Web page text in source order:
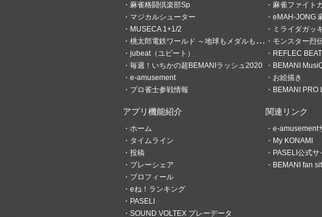
麻雀格闘倶楽部Sp
麻雀ファイト
マジカルシューター
eMAH-JONG 麻雀
MUSECA 1+1/2
ミライダガッ
桃太郎電鉄ワールド ～地球もメダルもまわってる！～
モンスター烈
jubeat（ユビート）
REFLEC BEAT
毎週！いちかの超BEMANIラッシュ2020
BEMANI
e-amusement
お絵描き
プロ雀士参戦情報
BEMANI PRO
アプリ機能紹介
ホーム
タイムライン
投稿
プレーシェア
プロフィール
eね！ランキング
PASELI
SOUND VOLTEX プレーデータ
関連リンク
e-amusement
My KONAMI
PASELI公式サ
BEMANI fan